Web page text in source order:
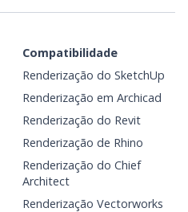
Compatibilidade
Renderização do SketchUp
Renderização em Archicad
Renderização do Revit
Renderização de Rhino
Renderização do Chief
Architect
Renderização Vectorworks